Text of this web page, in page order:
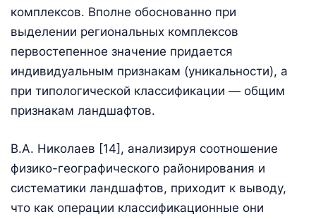
комплексов. Вполне обоснованно при
выделении региональных комплексов
первостепенное значение придается
индивидуальным признакам (уникальности), а
при типологической классификации — общим
признакам ландшафтов.
В.А. Николаев [14], анализируя соотношение
физико-географического районирования и
систематики ландшафтов, приходит к выводу,
что как операции классификационные они